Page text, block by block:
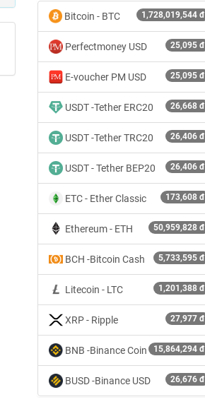
Bitcoin - BTC 1,728,019,544 đ
Perfectmoney USD 25,095 đ
E-voucher PM USD 25,095 đ
USDT -Tether ERC20 26,668 đ
USDT -Tether TRC20 26,406 đ
USDT - Tether BEP20 26,406 đ
ETC - Ether Classic 173,608 đ
Ethereum - ETH 50,959,828 đ
BCH -Bitcoin Cash 5,733,595 đ
Litecoin - LTC 1,201,388 đ
XRP - Ripple 27,977 đ
BNB -Binance Coin 15,864,294 đ
BUSD -Binance USD 26,676 đ